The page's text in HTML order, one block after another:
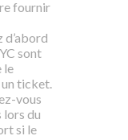
fournir
sont
le
ticket.
vous
lors du
si le